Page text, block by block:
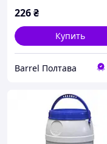
226₴
Купить
Barrel Полтава